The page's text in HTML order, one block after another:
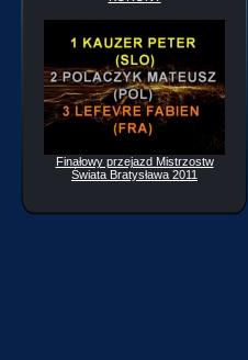
Finałowy przejazd Mistrzostw
Świata Bratysława 2011